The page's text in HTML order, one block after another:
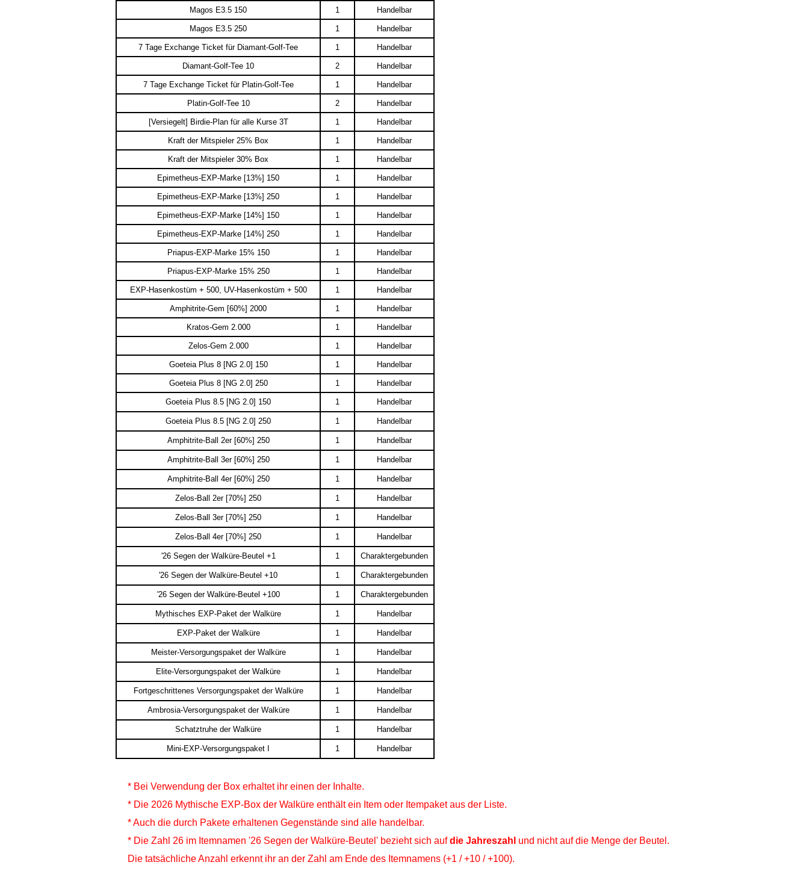
Magos E3.5 150 1 Handelbar
Magos E3.5 250 1 Handelbar
7 Tage Exchange Ticket für Diamant-Golf-Tee 1 Handelbar
Diamant-Golf-Tee 10 2 Handelbar
7 Tage Exchange Ticket für Platin-Golf-Tee 1 Handelbar
Platin-Golf-Tee 10 2 Handelbar
[Versiegelt] Birdie-Plan für alle Kurse 3T 1 Handelbar
Kraft der Mitspieler 25% Box 1 Handelbar
Kraft der Mitspieler 30% Box 1 Handelbar
Epimetheus-EXP-Marke [13%] 150 1 Handelbar
Epimetheus-EXP-Marke [13%] 250 1 Handelbar
Epimetheus-EXP-Marke [14%] 150 1 Handelbar
Epimetheus-EXP-Marke [14%] 250 1 Handelbar
Priapus-EXP-Marke 15% 150 1 Handelbar
Priapus-EXP-Marke 15% 250 1 Handelbar
EXP-Hasenkostüm + 500, UV-Hasenkostüm + 500 1 Handelbar
Amphitrite-Gem [60%] 2000 1 Handelbar
Kratos-Gem 2.000 1 Handelbar
Zelos-Gem 2.000 1 Handelbar
Goeteia Plus 8 [NG 2.0] 150 1 Handelbar
Goeteia Plus 8 [NG 2.0] 250 1 Handelbar
Goeteia Plus 8.5 [NG 2.0] 150 1 Handelbar
Goeteia Plus 8.5 [NG 2.0] 250 1 Handelbar
Amphitrite-Ball 2er [60%] 250 1 Handelbar
Amphitrite-Ball 3er [60%] 250 1 Handelbar
Amphitrite-Ball 4er [60%] 250 1 Handelbar
Zelos-Ball 2er [70%] 250 1 Handelbar
Zelos-Ball 3er [70%] 250 1 Handelbar
Zelos-Ball 4er [70%] 250 1 Handelbar
'26 Segen der Walküre-Beutel +1 1 Charaktergebunden
'26 Segen der Walküre-Beutel +10 1 Charaktergebunden
'26 Segen der Walküre-Beutel +100 1 Charaktergebunden
Mythisches EXP-Paket der Walküre 1 Handelbar
EXP-Paket der Walküre 1 Handelbar
Meister-Versorgungspaket der Walküre 1 Handelbar
Elite-Versorgungspaket der Walküre 1 Handelbar
Fortgeschrittenes Versorgungspaket der Walküre 1 Handelbar
Ambrosia-Versorgungspaket der Walküre 1 Handelbar
Schatztruhe der Walküre 1 Handelbar
Mini-EXP-Versorgungspaket I 1 Handelbar
* Bei Verwendung der Box erhaltet ihr einen der Inhalte.
* Die 2026 Mythische EXP-Box der Walküre enthält ein Item oder Itempaket aus der Liste.
* Auch die durch Pakete erhaltenen Gegenstände sind alle handelbar.
* Die Zahl 26 im Itemnamen '26 Segen der Walküre-Beutel' bezieht sich aufdie Jahreszahl und nicht auf die Menge der Beutel.
Die tatsächliche Anzahl erkennt ihr an der Zahl am Ende des Itemnamens (+1 / +10 / +100).